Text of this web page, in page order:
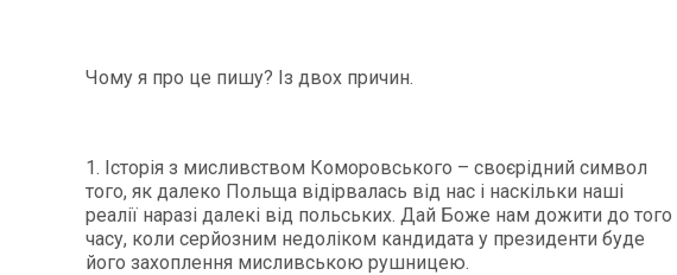
Чому я про це пишу? Із двох причин.
1. Історія з мисливством Коморовського – своєрідний символ
того, як далеко Польща відірвалась від нас і наскільки наші
реалії наразі далекі від польських. Дай Боже нам дожити до того
часу, коли серйозним недоліком кандидата у президенти буде
його захоплення мисливською рушницею.